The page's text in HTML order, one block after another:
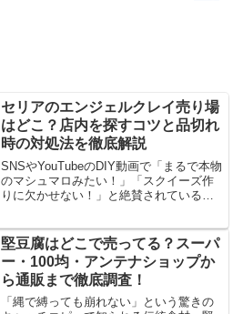
セリアのエンジェルクレイ売り場
はどこ？店内を探すコツと品切れ
時の対処法を徹底解説
SNSやYouTubeのDIY動画で「まるで本物
のマシュマロみたい！」「スクイーズ作
りに欠かせない！」と絶賛されている、
ふわふわな質感に魅了される人が続出し
ています。し...
堅豆腐はどこで売ってる？スーパ
ー・100均・アンテナショップか
ら通販まで徹底調査！
「縄で縛っても崩れない」という驚きの